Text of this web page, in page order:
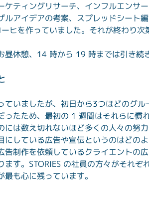
ティングリサーチ、インフルエンサ
アイデアの考案、スプレッドシート編
ヒを作っていました。それが終わり
休憩、14 時から 19 時までは引き続
いましたが、初日から3つほどのグ
たため、最初の 1 週間はそれらに慣
は数え切れないほど多くの人々の努
している広告や宣伝というのはどの
制作を依頼しているクライエントの
す。STORIES の社員の方々がそれ
も心に残っています。